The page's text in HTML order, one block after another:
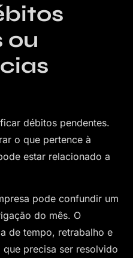
ou
débitos pendentes.
o que pertence à
estar relacionado a
pode confundir um
do mês. O
de tempo, retrabalho e
precisa ser resolvido